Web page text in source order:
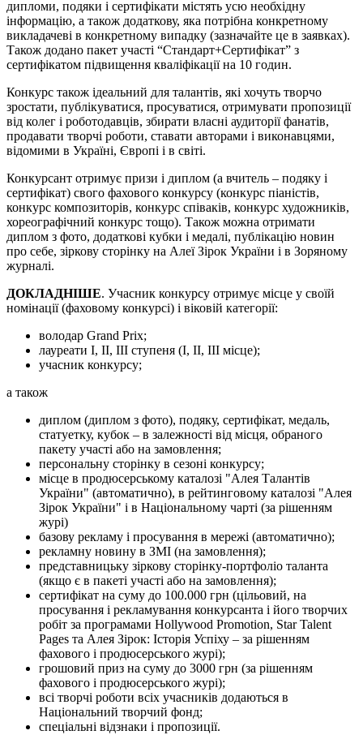
дипломи, подяки і сертифікати містять усю необхідну
інформацію, а також додаткову, яка потрібна конкретному
викладачеві в конкретному випадку (зазначайте це в заявках).
Також додано пакет участі “Стандарт+Сертифікат” з
сертифікатом підвищення кваліфікації на 10 годин.
Конкурс також ідеальний для талантів, які хочуть творчо
зростати, публікуватися, просуватися, отримувати пропозиції
від колег і роботодавців, збирати власні аудиторії фанатів,
продавати творчі роботи, ставати авторами і виконавцями,
відомими в Україні, Європі і в світі.
Конкурсант отримує призи і диплом (а вчитель – подяку і
сертифікат) свого фахового конкурсу (конкурс піаністів,
конкурс композиторів, конкурс співаків, конкурс художників,
хореографічний конкурс тощо). Також можна отримати
диплом з фото, додаткові кубки і медалі, публікацію новин
про себе, зіркову сторінку на Алеї Зірок України і в Зоряному
журналі.
ДОКЛАДНІШЕ. Учасник конкурсу отримує місце у своїй
номінації (фаховому конкурсі) і віковій категорії:
володар Grand Prix;
лауреати І, ІІ, ІІІ ступеня (І, ІІ, ІІІ місце);
учасник конкурсу;
а також
диплом (диплом з фото), подяку, сертифікат, медаль,
статуетку, кубок – в залежності від місця, обраного
пакету участі або на замовлення;
персональну сторінку в сезоні конкурсу;
місце в продюсерському каталозі "Алея Талантів
України" (автоматично), в рейтинговому каталозі "Алея
Зірок України" і в Національному чарті (за рішенням
журі)
базову рекламу і просування в мережі (автоматично);
рекламну новину в ЗМІ (на замовлення);
представницьку зіркову сторінку-портфоліо таланта
(якщо є в пакеті участі або на замовлення);
сертифікат на суму до 100.000 грн (цільовий, на
просування і рекламування конкурсанта і його творчих
робіт за програмами Hollywood Promotion, Star Talent
Pages та Алея Зірок: Історія Успіху – за рішенням
фахового і продюсерського журі);
грошовий приз на суму до 3000 грн (за рішенням
фахового і продюсерського журі);
всі творчі роботи всіх учасників додаються в
Національний творчий фонд;
спеціальні відзнаки і пропозиції.